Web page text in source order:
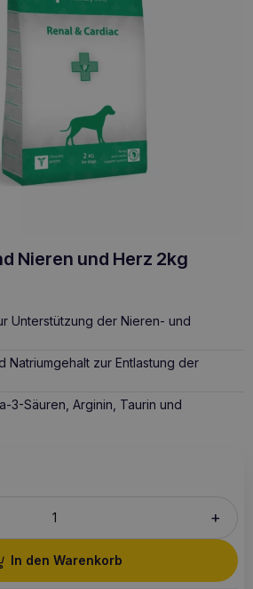
Nieren und Herz 2kg
Unterstützung der Nieren- und
Natriumgehalt zur Entlastung der
3-Säuren, Arginin, Taurin und
+
In den Warenkorb